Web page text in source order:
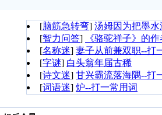
[脑筋急转弯] 汤姆因为把墨
[智力问答]
《骆驼祥子》的
[名称迷] 妻子从前兼双职--打
[字谜] 白头翁年届古稀
[诗文迷] 甘兴霸流落海隅--打
[词语迷] 炉--打一常用词